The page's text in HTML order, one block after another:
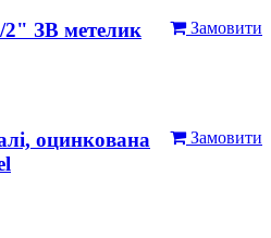
Замовити
ЗВ метелик
Замовити
оцинкована